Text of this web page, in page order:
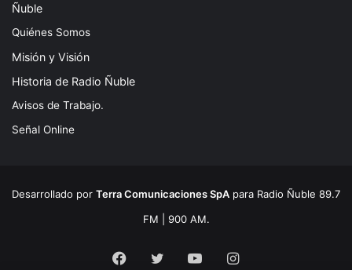
Ñuble
Quiénes Somos
Misión y Visión
Historia de Radio Ñuble
Avisos de Trabajo.
Señal Online
Desarrollado por Terra Comunicaciones SpA para Radio Ñuble 89.7
FM | 900 AM.
Facebook
Twitter YouTubeInstagram